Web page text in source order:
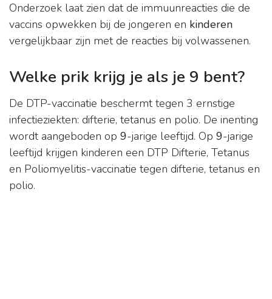
Onderzoek laat zien dat de immuunreacties die de
vaccins opwekken bij de jongeren en kinderen
vergelijkbaar zijn met de reacties bij volwassenen.
Welke prik krijg je als je 9 bent?
De DTP-vaccinatie beschermt tegen 3 ernstige
infectieziekten: difterie, tetanus en polio. De inenting
wordt aangeboden op 9-jarige leeftijd. Op 9-jarige
leeftijd krijgen kinderen een DTP Difterie, Tetanus
en Poliomyelitis-vaccinatie tegen difterie, tetanus en
polio.